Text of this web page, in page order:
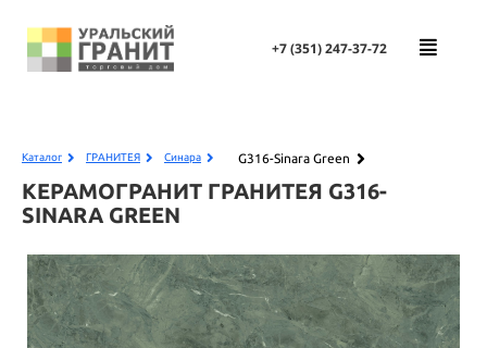
+7 (351)247-37-72
Каталог ГРАНИТЕЯ Синара G316-Sinara Green
КЕРАМОГРАНИТ ГРАНИТЕЯ G316-
SINARA GREEN